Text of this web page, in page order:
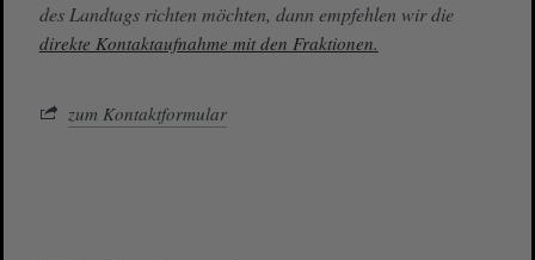
des Landtags richten möchten, dann empfehlen wir die
direkte Kontaktaufnahme mit den Fraktionen.
zum Kontaktformular